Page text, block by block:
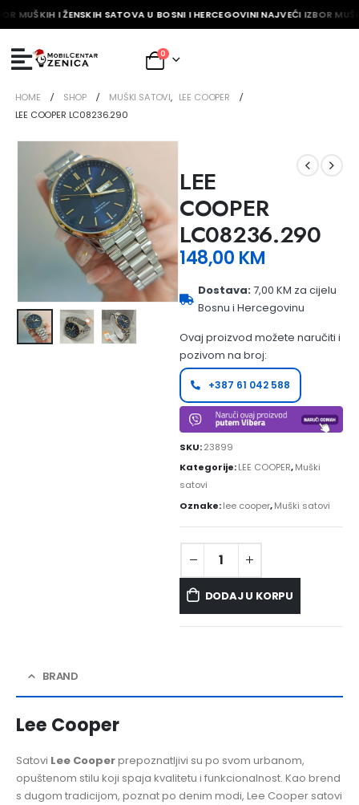
MUŠKIH I ŽENSKIH SATOVA U BOSNI I HERCEGOVINI NAJVEĆI IZBOR
0
HOME SHOP MUŠKI SATOVI, LEE COOPER
LEE COOPER LC08236.290
LEE
COOPER
LC08236.290
148,00 KM
Dostava:7,00 KM za cijelu
Bosnu i Hercegovinu
Ovaj proizvod možete naručiti i
pozivom na broj:
+387 61 042 588
SKU:23899
Kategorije:LEE COOPER,Muški
satovi
Oznake:lee cooper,Muški satovi
DODAJ U KORPU
BRAND
Lee Cooper
Satovi Lee Cooperprepoznatljivi su po svom urbanom,
opuštenom stilu koji spaja kvalitetu i funkcionalnost. Kao brend
s dugom tradicijom, poznat po denim modi, Lee Cooper satovi